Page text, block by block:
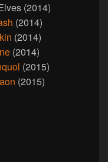
(2014)
(2014)
(2014)
(2014)
(2015)
(2015)